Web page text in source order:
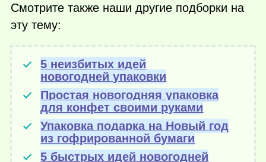
Смотрите также наши другие подборки на
эту тему:
5 неизбитых идей
новогодней упаковки
Простая новогодняя упаковка
для конфет своими руками
Упаковка подарка на Новый год
из гофрированной бумаги
5 быстрых идей новогодней